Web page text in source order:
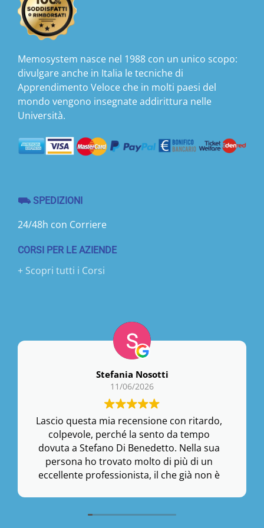
Memosystem nasce nel 1988 con un unico scopo:
divulgare anche in Italia le tecniche di
Apprendimento Veloce che in molti paesi del
mondo vengono insegnate addirittura nelle
Università.
⛟ SPEDIZIONI
24/48h con Corriere
CORSI PER LE AZIENDE
+ Scopri tutti i Corsi
Stefania Nosotti
11/06/2026
Lascio questa mia recensione con ritardo,
colpevole, perché la sento da tempo
dovuta a Stefano Di Benedetto. Nella sua
persona ho trovato molto di più di un
eccellente professionista, il che già non è
dedicata ad ogni singolo allievo,